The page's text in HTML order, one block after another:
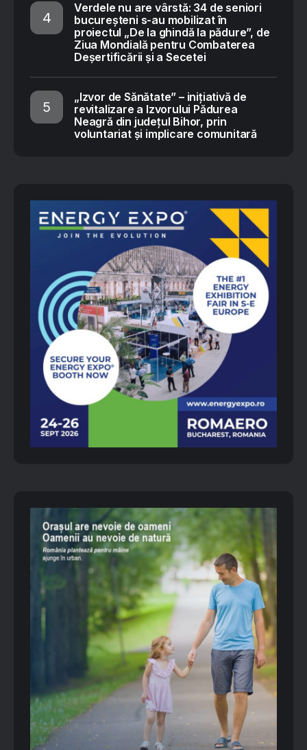
Verdele nu are vârstă: 34 de seniori
bucureșteni s-au mobilizat în
proiectul „De la ghindă la pădure”, de
Ziua Mondială pentru Combaterea
Deșertificării și a Secetei
„Izvor de Sănătate” – inițiativă de
revitalizare a Izvorului Pădurea
Neagră din județul Bihor, prin
voluntariat și implicare comunitară